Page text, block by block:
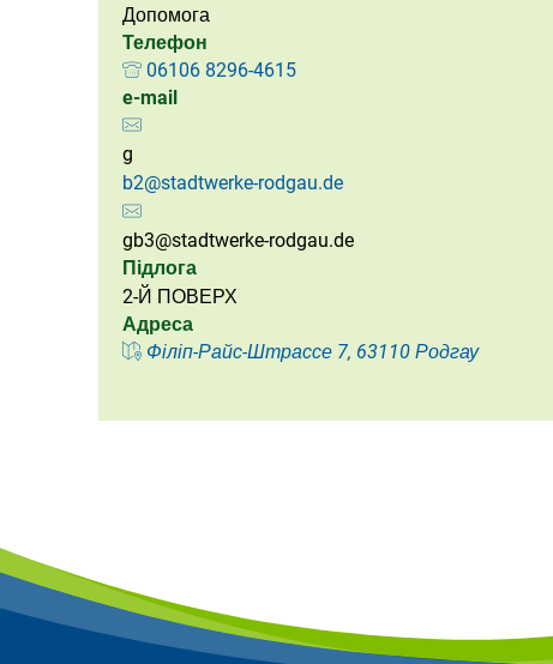
Допомога
Телефон
06106 8296-4615
e-mail
g
b2@stadtwerke-rodgau.de
gb3@stadtwerke-rodgau.de
Підлога
2-Й ПОВЕРХ
Адреса
Філіп-Райс-Штрассе 7, 63110 Родгау